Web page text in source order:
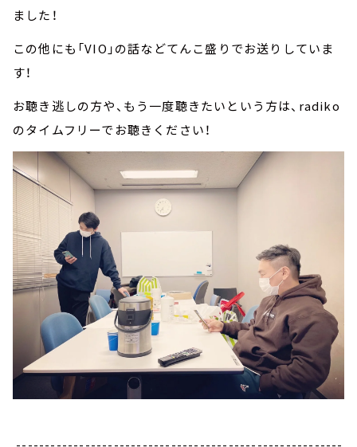
ました！
この他にも「VIO」の話などてんこ盛りでお送りしていま
す！
お聴き逃しの方や、もう一度聴きたいという方は、radiko
のタイムフリーでお聴きください！